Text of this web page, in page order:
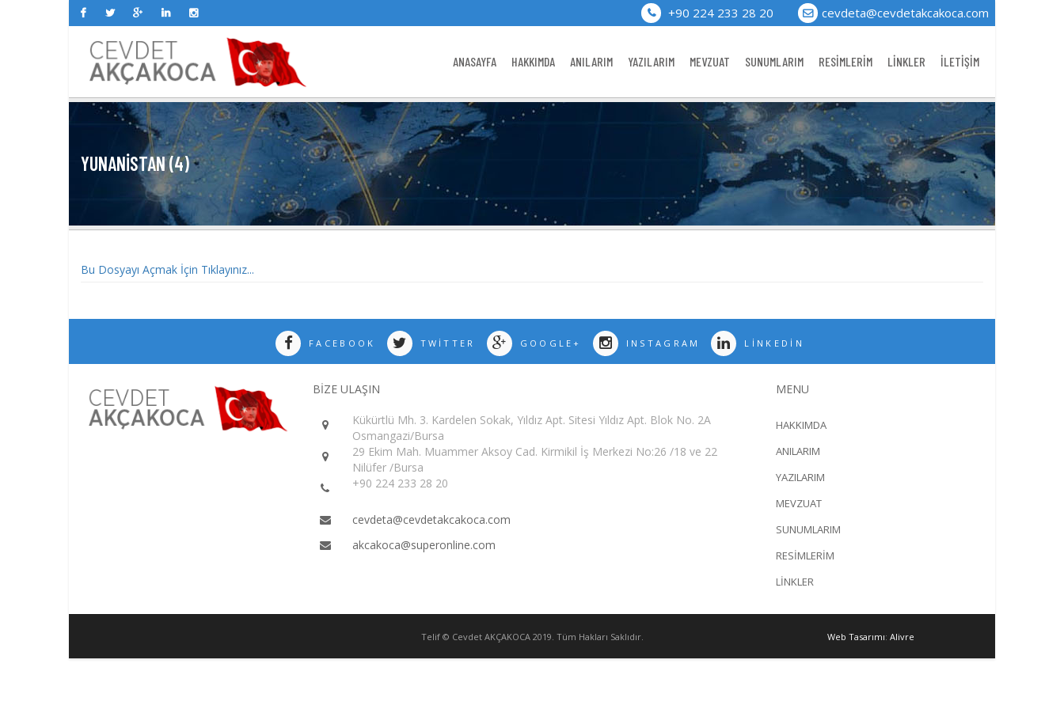
+90 224 233 28 20 cevdeta@cevdetakcakoca.com
ANASAYFA HAKKIMDA ANILARIM YAZILARIM MEVZUAT SUNUMLARIM RESİMLERİM LİNKLER İLETİŞİM
YUNANISTAN (4)
Bu Dosyayı Açmak İçin Tıklayınız...
FACEBOOK TWITTER GOOGLE+ INSTAGRAM LINKEDIN
BİZE ULAŞIN
Kükürtlü Mh. 3. Kardelen Sokak, Yıldız Apt. Sitesi Yıldız Apt. Blok No. 2A
Osmangazi/Bursa
29 Ekim Mah. Muammer Aksoy Cad. Kirmikil İş Merkezi No:26 /18 ve 22
Nilüfer /Bursa
+90 224 233 28 20
cevdeta@cevdetakcakoca.com
akcakoca@superonline.com
MENU
HAKKIMDA
ANILARIM
YAZILARIM
MEVZUAT
SUNUMLARIM
RESİMLERİM
LİNKLER
Telif © Cevdet AKÇAKOCA 2019. Tüm Hakları Saklıdır. Web Tasarımı: Alivre